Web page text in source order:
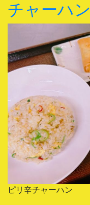
チャーハン
ピリ辛チャーハン